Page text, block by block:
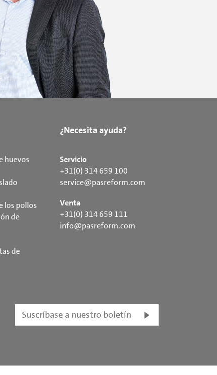
huevos
los pollos
de
de
¿Necesita ayuda?
Servicio
+31(0) 314 659 100
service@pasreform.com
Venta
+31(0) 314 659 111
info@pasreform.com
Suscríbase a nuestro boletín